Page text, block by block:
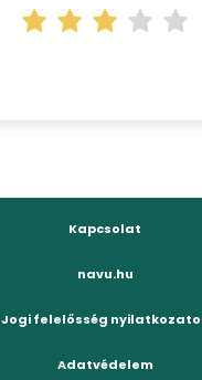
Kapcsolat
navu.hu
Jogi felelősség
Adatvédelem